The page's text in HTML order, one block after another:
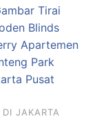
JAKARTA